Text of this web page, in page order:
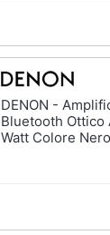
DENON -
Bluetooth Ottico
Watt Colore Nero